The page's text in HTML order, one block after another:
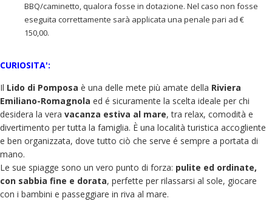
BBQ/caminetto, qualora fosse in dotazione. Nel caso non fosse
eseguita correttamente sarà applicata una penale pari ad €
150,00.
CURIOSITA':
Il Lido di Pomposa è una delle mete più amate della Riviera
Emiliano-Romagnola ed é sicuramente la scelta ideale per chi
desidera la vera vacanza estiva al mare, tra relax, comodità e
divertimento per tutta la famiglia. È una località turistica accogliente
e ben organizzata, dove tutto ciò che serve é sempre a portata di
mano.
Le sue spiagge sono un vero punto di forza: pulite ed ordinate,
con sabbia fine e dorata, perfette per rilassarsi al sole, giocare
con i bambini e passeggiare in riva al mare.